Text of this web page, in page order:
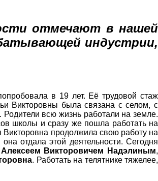
отмечают в нашей
индустрии,
в 19 лет. Её трудовой стаж
Викторовны была связана с селом, с
всю жизнь работали на земле.
школы и сразу же пошла работать на
Викторовна продолжила свою работу на
отдала этой деятельности. Сегодня
Алексеем Викторовичем Надэлиным,
. Работать на телятнике тяжелее,